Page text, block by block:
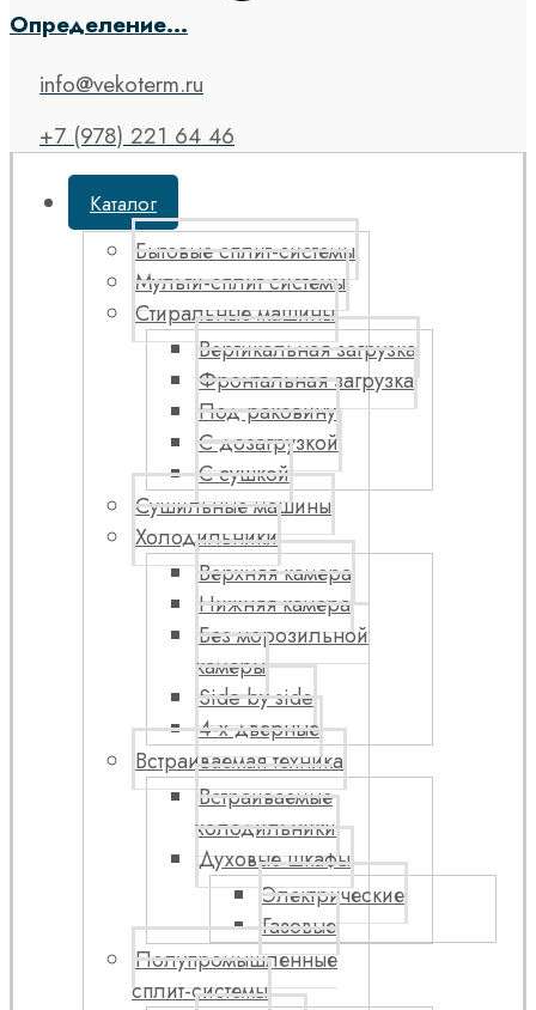
Определение...
info@vekoterm.ru
+7 (978) 221 64 46
Каталог
Бытовые сплит-системы
Мульти-сплит системы
Стиральные машины
Вертикальная загрузка
Фронтальная загрузка
Под раковину
С дозагрузкой
С сушкой
Сушильные машины
Холодильники
Верхняя камера
Нижняя камера
Без морозильной
камеры
Side by side
4-х дверные
Встраиваемая техника
Встраиваемые
холодильники
Духовые шкафы
Электрические
Газовые
Полупромышленные
сплит-системы